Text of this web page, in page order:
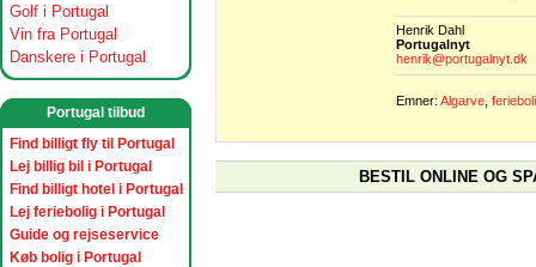
Golf i Portugal
Vin fra Portugal
Danskere i Portugal
Portugal tilbud
Find billigt fly til Portugal
Lej billig bil i Portugal
Find billigt hotel i Portugal
Lej feriebolig i Portugal
Guide og rejseservice
Køb bolig i Portugal
Henrik Dahl
Portugalnyt
henrik@portugalnyt.dk
Emner: Algarve,
BESTIL ONLINE OG